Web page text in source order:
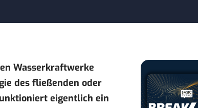
Wasserkraftwerke
des fließenden oder
eigentlich ein